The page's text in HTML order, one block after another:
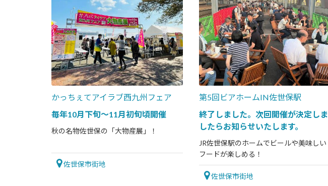
かっちぇてアイラブ西九州フェア
毎年10月下旬～11月初旬頃開催
秋の名物佐世保の「大物産展」！
佐世保市街地
第5回ビアホームIN佐世保駅
終了しました。次回開催が決定しま
したらお知らせいたします。
JR佐世保駅のホームでビールや美味しい
フードが楽しめる！
佐世保市街地